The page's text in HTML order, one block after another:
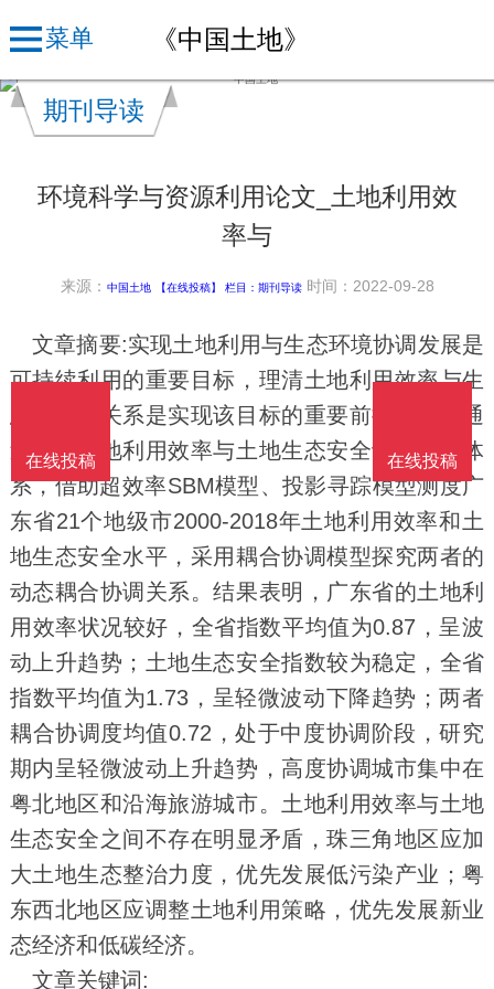
菜单 《中国土地》
期刊导读
环境科学与资源利用论文_土地利用效
率与
来源： 中国土地 【在线投稿】 栏目： 期刊导读时间：2022-09-28
文章摘要:实现土地利用与生态环境协调发展是
可持续利用的重要目标，理清土地利用效率与生
态安全的关系是实现该目标的重要前提。论文通
过构建土地利用效率与土地生态安全评价指标体
系，借助超效率SBM模型、投影寻踪模型测度广
东省21个地级市2000-2018年土地利用效率和土
地生态安全水平，采用耦合协调模型探究两者的
动态耦合协调关系。结果表明，广东省的土地利
用效率状况较好，全省指数平均值为0.87，呈波
动上升趋势；土地生态安全指数较为稳定，全省
指数平均值为1.73，呈轻微波动下降趋势；两者
耦合协调度均值0.72，处于中度协调阶段，研究
期内呈轻微波动上升趋势，高度协调城市集中在
粤北地区和沿海旅游城市。土地利用效率与土地
生态安全之间不存在明显矛盾，珠三角地区应加
大土地生态整治力度，优先发展低污染产业；粤
东西北地区应调整土地利用策略，优先发展新业
态经济和低碳经济。
文章关键词:
在线投稿
在线投稿